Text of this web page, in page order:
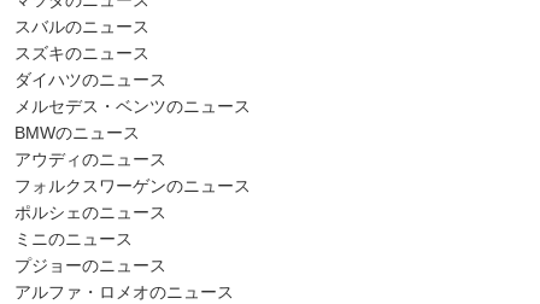
スバルのニュース
スズキのニュース
ダイハツのニュース
メルセデス・ベンツのニュース
BMWのニュース
アウディのニュース
フォルクスワーゲンのニュース
ポルシェのニュース
ミニのニュース
プジョーのニュース
アルファ・ロメオのニュース